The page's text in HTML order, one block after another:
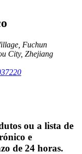
Fuchun
City, Zhejiang
ou a lista de
e
de 24 horas.